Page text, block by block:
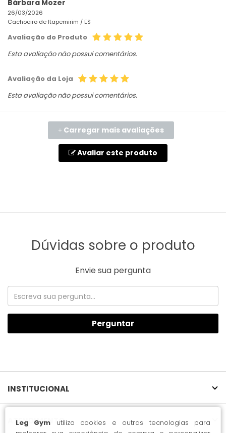
Leg Gym utiliza cookies e outras tecnologias para
Bárbara Mozer
26/03/2026
Cachoeiro de Itapemirim / ES
Avaliação do Produto
Esta avaliação não possui comentários.
Avaliação da Loja
Esta avaliação não possui comentários.
+ Carregar mais avaliações
Avaliar este produto
Dúvidas sobre o produto
Envie sua pergunta
Perguntar
INSTITUCIONAL
ATENDIMENTO